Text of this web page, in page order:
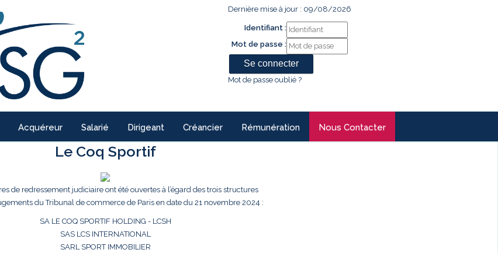
Dernière mise à jour : 09/08/2026
Identifiant :
Mot de passe :
Mot de passe oublié ?
Acquéreur Salarié Dirigeant Créancier Rémunération Nous Contacter
Le Coq Sportif
de redressement judiciaire ont été ouvertes à l’égard des trois structures
du Tribunal de commerce de Paris en date du 21 novembre 2024 :
SA LE COQ SPORTIF HOLDING - LCSH
SAS LCS INTERNATIONAL
SARL SPORT IMMOBILIER